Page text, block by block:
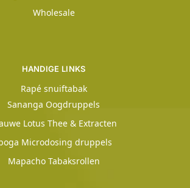
Wholesale
HANDIGE LINKS
Rapé snuiftabak
Sananga Oogdruppels
Lotus Thee & Extracten
Microdosing druppels
Mapacho Tabaksrollen